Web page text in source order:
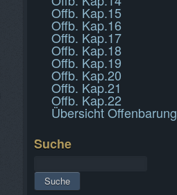
Offb. Kap.15
Offb. Kap.16
Offb. Kap.17
Offb. Kap.18
Offb. Kap.19
Offb. Kap.20
Offb. Kap.21
Offb. Kap.22
Übersicht Offenbarung
Suche